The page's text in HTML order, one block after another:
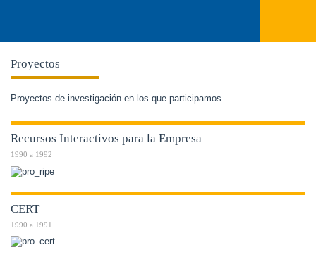
Proyectos
Proyectos de investigación en los que participamos.
Recursos Interactivos para la Empresa
1990 a 1992
CERT
1990 a 1991